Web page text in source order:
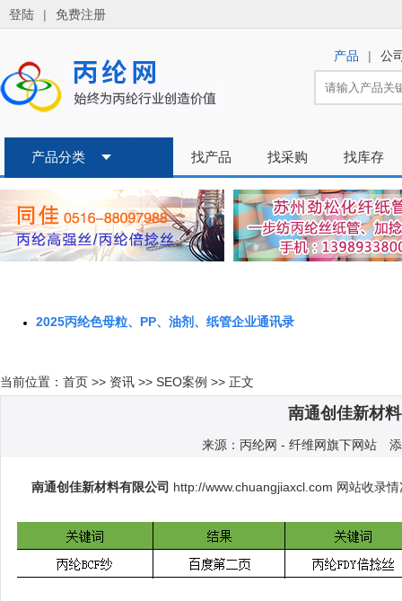
2025丙纶色母粒、PP、油剂、纸管企业通讯录
当前位置： 首页 >> 资讯 >> SEO案例 >> 正文
南通创佳新材
来源：丙纶网 - 纤维网旗下网站
南通创佳新材料有限公司 http://www.chuangjiaxcl.com 网站收录